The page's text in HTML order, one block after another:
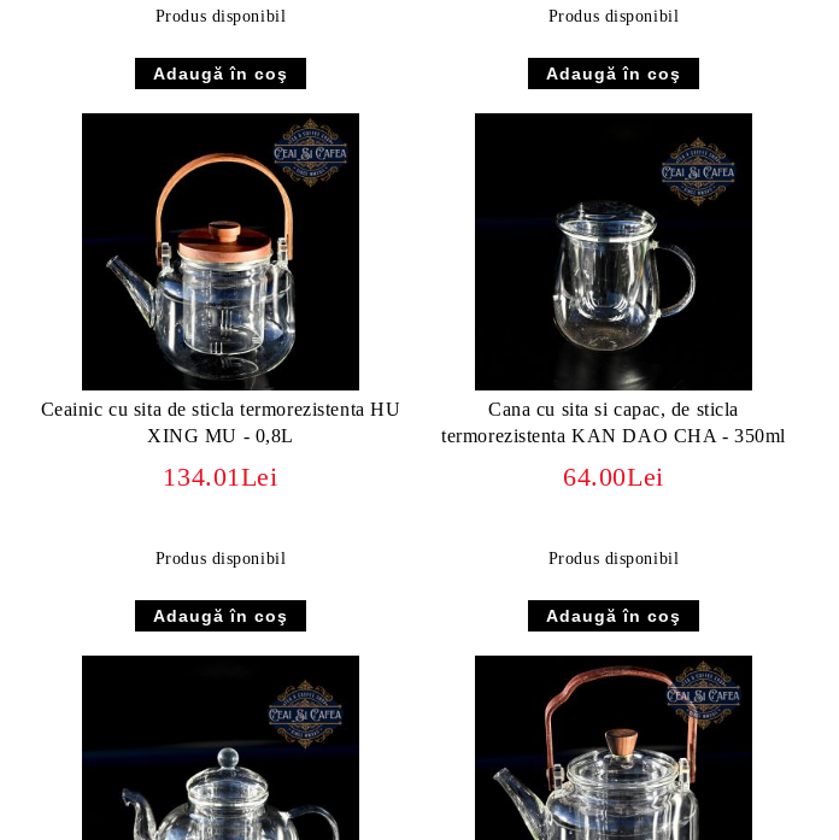
Produs disponibil Produs disponibil
Ceainic cu sita de sticla termorezistenta HU
XING MU - 0,8L
134.01Lei
Produs disponibil
Cana cu sita si capac, de sticla
termorezistenta KAN DAO CHA - 350ml
64.00Lei
Produs disponibil